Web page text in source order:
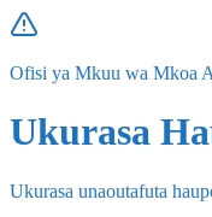
Ofisi ya Mkuu wa Mkoa
Ukurasa
Ukurasa unaoutafuta